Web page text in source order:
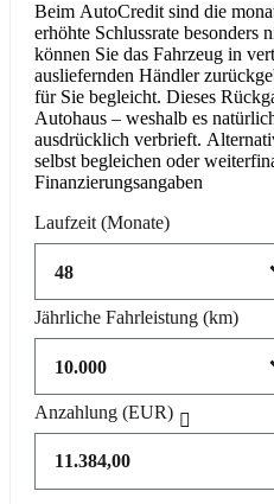
Beim AutoCredit sind die
erhöhte Schlussrate besonders
können Sie das Fahrzeug in
ausliefernden Händler
für Sie begleicht. Dieses
Autohaus – weshalb es
ausdrücklich verbrieft.
selbst begleichen oder
Finanzierungsangaben
Laufzeit (Monate)
Jährliche Fahrleistung (km)
Anzahlung (EUR)